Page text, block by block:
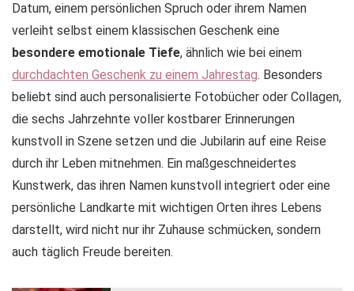
Datum, einem persönlichen Spruch oder ihrem Namen
verleiht selbst einem klassischen Geschenk eine
besondere emotionale Tiefe, ähnlich wie bei einem
durchdachten Geschenk zu einem Jahrestag. Besonders
beliebt sind auch personalisierte Fotobücher oder Collagen,
die sechs Jahrzehnte voller kostbarer Erinnerungen
kunstvoll in Szene setzen und die Jubilarin auf eine Reise
durch ihr Leben mitnehmen. Ein maßgeschneidertes
Kunstwerk, das ihren Namen kunstvoll integriert oder eine
persönliche Landkarte mit wichtigen Orten ihres Lebens
darstellt, wird nicht nur ihr Zuhause schmücken, sondern
auch täglich Freude bereiten.